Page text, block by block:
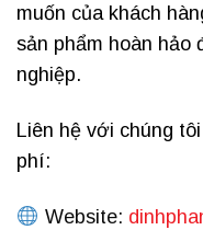
muốn của khách
sản phẩm hoàn hảo
nghiệp.
Liên hệ với chúng
phí:
Website: